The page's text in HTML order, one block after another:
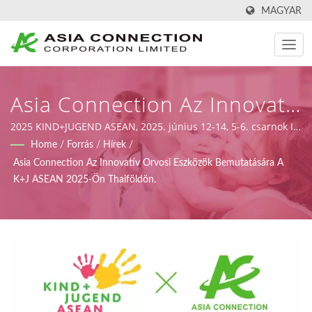
MAGYAR
Asia Connection Az Innovatív
Orvosi Eszközök
Bemutatására A K+J ASEAN
2025-Ön Thaiföldön. | Kézi
Lélegeztető BVM-Ek Kritikus
Ellátási Környezetekhez |
Asia Connection
2025 KIND+JUGEND ASEAN, 2025. június 12-14, 5-6. csarnok I-
18. stand, Asia Connection | Asia Connection Co., Ltd.
sürgősségi orvosi és otthoni ápolási termékeket szállít FDA
regisztrációval, ISO 9001, ISO 13485 és CE tanúsítványokkal az
MDR (2017/745/EU rendelet) keretein belül, valamint tervezési,
OEM és gyártási képességekkel.
Home / Forrás / Hírek /
Asia Connection Az Innovatív Orvosi Eszközök Bemutatására A
K+J ASEAN 2025-Ön Thaiföldön.